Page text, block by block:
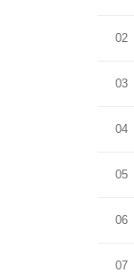
02
03
04
05
06
07